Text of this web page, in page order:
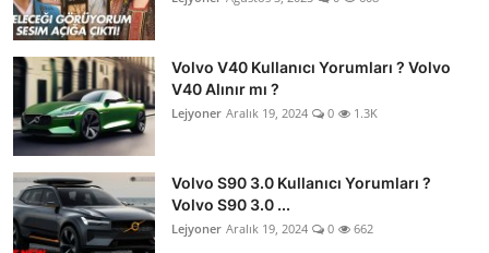
Volvo V40 Kullanıcı Yorumları ? Volvo
V40 Alınır mı ?
Lejyoner Aralık 19, 2024 0 1.3K
Volvo S90 3.0 Kullanıcı Yorumları ?
Volvo S90 3.0 ...
Lejyoner Aralık 19, 2024 0 662